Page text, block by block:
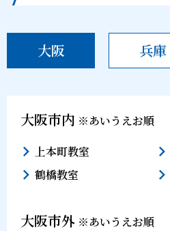
大阪 兵庫
大阪市内 ※あいうえお順
上本町教室
鶴橋教室
大阪市外 ※あいうえお順